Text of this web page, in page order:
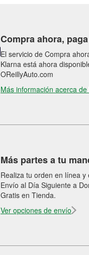
Compra ahora,
El servicio de Compra
Klarna está ahora
OReillyAuto.com
Más información acerca
Más partes a tu
Realiza tu orden en línea y
Envío al Día Siguiente a
Gratis en Tienda.
Ver opciones de envío